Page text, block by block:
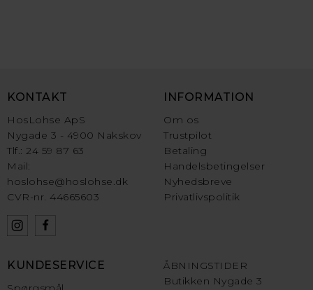
KONTAKT
HosLohse ApS
Nygade 3 - 4900 Nakskov
Tlf.: 24 59 87 63
Mail:
hoslohse@hoslohse.dk
CVR-nr. 44665603
INFORMATION
Om os
Trustpilot
Betaling
Handelsbetingelser
Nyhedsbreve
Privatlivspolitik
KUNDESERVICE
ÅBNINGSTIDER
Butikken Nygade 3